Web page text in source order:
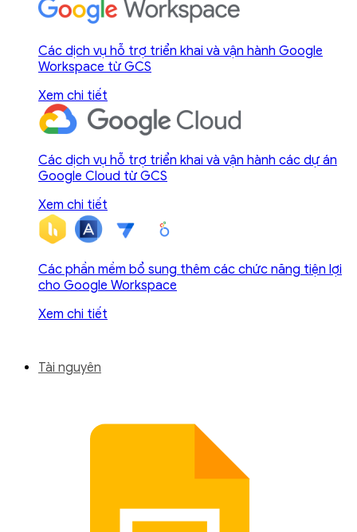
Các dịch vụ hỗ trợ triển khai và vận hành Google
Workspace từ GCS
Xem chi tiết
Các dịch vụ hỗ trợ triển khai và vận hành các dự án
Google Cloud từ GCS
Xem chi tiết
Các phần mềm bổ sung thêm các chức năng tiện lợi
cho Google Workspace
Xem chi tiết
Tài nguyên